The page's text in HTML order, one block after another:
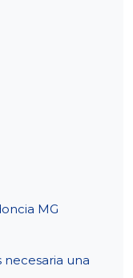
MG
necesaria una